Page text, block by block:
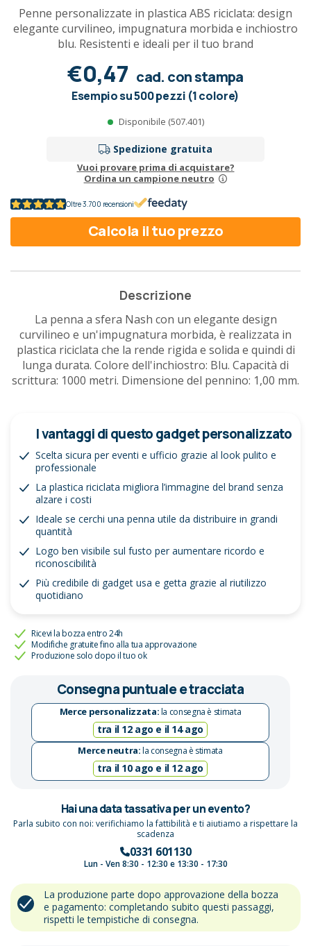
Penne personalizzate in plastica ABS riciclata: design
elegante curvilineo, impugnatura morbida e inchiostro
blu. Resistenti e ideali per il tuo brand
€0,47 cad. con stampa
Esempio su 500 pezzi (1 colore)
Disponibile (507.401)
Spedizione gratuita
Vuoi provare prima di acquistare?
Ordina un campione neutro
Oltre 3.700 recensioni
Calcola il tuo prezzo
Descrizione
La penna a sfera Nash con un elegante design
curvilineo e un'impugnatura morbida, è realizzata in
plastica riciclata che la rende rigida e solida e quindi di
lunga durata. Colore dell'inchiostro: Blu. Capacità di
scrittura: 1000 metri. Dimensione del pennino: 1,00 mm.
I vantaggi di questo gadget personalizzato
Scelta sicura per eventi e ufficio grazie al look pulito e
professionale
La plastica riciclata migliora l’immagine del brand senza
alzare i costi
Ideale se cerchi una penna utile da distribuire in grandi
quantità
Logo ben visibile sul fusto per aumentare ricordo e
riconoscibilità
Più credibile di gadget usa e getta grazie al riutilizzo
quotidiano
Ricevi la bozza entro 24h
Modifiche gratuite fino alla tua approvazione
Produzione solo dopo il tuo ok
Consegna puntuale e tracciata
Merce personalizzata:la consegna è stimata
tra il 12 ago e il 14 ago
Merce neutra:la consegna è stimata
tra il 10 ago e il 12 ago
Hai una data tassativa per un evento?
Parla subito con noi: verifichiamo la fattibilità e ti aiutiamo a rispettare la
scadenza
0331 601130
Lun - Ven 8:30 - 12:30 e 13:30 - 17:30
La produzione parte dopo approvazione della bozza
e pagamento: completando subito questi passaggi,
rispetti le tempistiche di consegna.